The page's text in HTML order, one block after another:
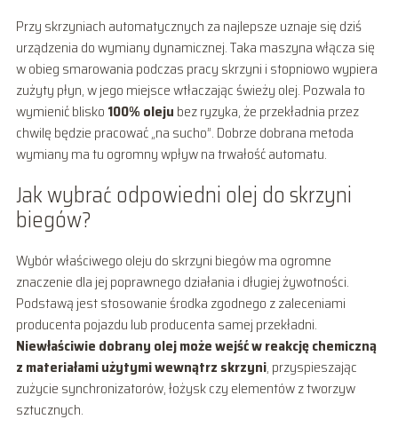
Przy skrzyniach automatycznych za najlepsze uznaje się dziś
urządzenia do wymiany dynamicznej. Taka maszyna włącza się
w obieg smarowania podczas pracy skrzyni i stopniowo wypiera
zużyty płyn, w jego miejsce wtłaczając świeży olej. Pozwala to
wymienić blisko 100% oleju bez ryzyka, że przekładnia przez
chwilę będzie pracować „na sucho”. Dobrze dobrana metoda
wymiany ma tu ogromny wpływ na trwałość automatu.
Jak wybrać odpowiedni olej do skrzyni
biegów?
Wybór właściwego oleju do skrzyni biegów ma ogromne
znaczenie dla jej poprawnego działania i długiej żywotności.
Podstawą jest stosowanie środka zgodnego z zaleceniami
producenta pojazdu lub producenta samej przekładni.
Niewłaściwie dobrany olej może wejść w reakcję chemiczną
z materiałami użytymi wewnątrz skrzyni, przyspieszając
zużycie synchronizatorów, łożysk czy elementów z tworzyw
sztucznych.